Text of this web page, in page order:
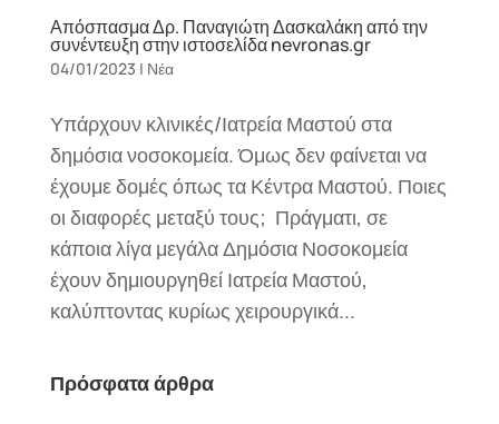
Απόσπασμα Δρ. Παναγιώτη Δασκαλάκη από την
συνέντευξη στην ιστοσελίδα nevronas.gr
04/01/2023 | Νέα
Υπάρχουν κλινικές/Ιατρεία Μαστού στα
δημόσια νοσοκομεία. Όμως δεν φαίνεται να
έχουμε δομές όπως τα Κέντρα Μαστού. Ποιες
οι διαφορές μεταξύ τους; Πράγματι, σε
κάποια λίγα μεγάλα Δημόσια Νοσοκομεία
έχουν δημιουργηθεί Ιατρεία Μαστού,
καλύπτοντας κυρίως χειρουργικά...
Πρόσφατα άρθρα